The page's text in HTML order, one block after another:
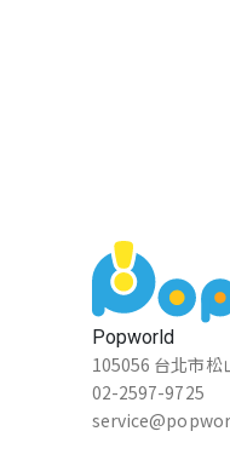
Popworld
105056 台北市
02-2597-9725